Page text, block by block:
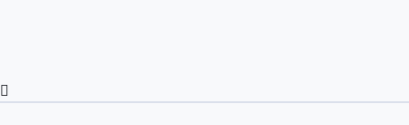
Развернуть обзор темы